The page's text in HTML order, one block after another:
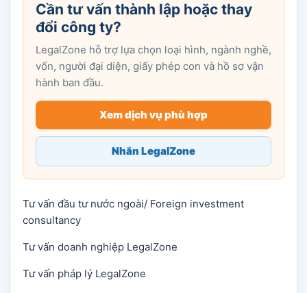
Cần tư vấn thành lập hoặc thay
đổi công ty?
LegalZone hỗ trợ lựa chọn loại hình, ngành nghề,
vốn, người đại diện, giấy phép con và hồ sơ vận
hành ban đầu.
Xem dịch vụ phù hợp
Nhắn LegalZone
Tư vấn đầu tư nước ngoài/ Foreign investment
consultancy
Tư vấn doanh nghiệp LegalZone
Tư vấn pháp lý LegalZone